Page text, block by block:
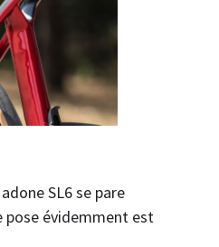
SL6 se pare
pose évidemment est